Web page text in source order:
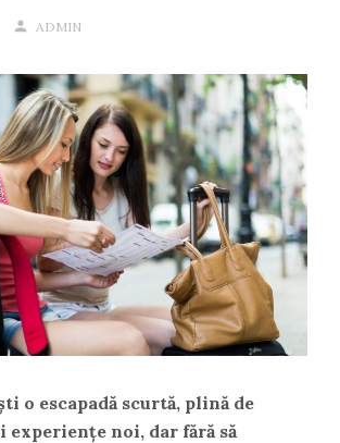
ADMIN
o escapadă scurtă, plină de
experiențe noi, dar fără să